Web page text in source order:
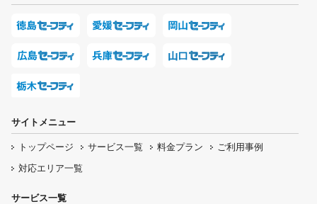
サイトメニュー
トップページ サービス一覧 料金プラン
ご利用事例
対応エリア一覧
サービス一覧